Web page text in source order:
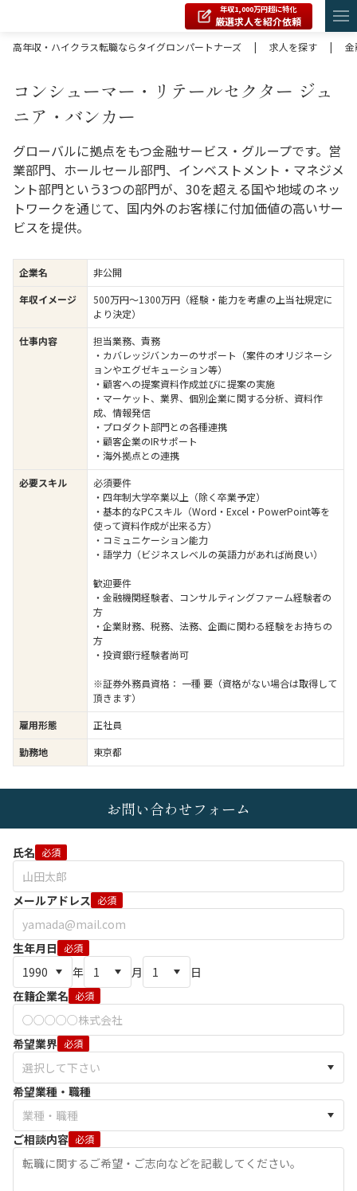
年収1,000万円超に特化
厳選求人を紹介依頼
高年収・ハイクラス転職ならタイグロンパートナーズ
| 求人を探す | 金
コンシューマー・リテールセクター ジュ
ニア・バンカー
グローバルに拠点をもつ金融サービス・グループです。営
業部門、ホールセール部門、インベストメント・マネジメ
ント部門という3つの部門が、30を超える国や地域のネッ
トワークを通じて、国内外のお客様に付加価値の高いサー
ビスを提供。
企業名
非公開
年収イメージ
500万円〜1300万円（経験・能力を考慮の上当社規定に
より決定）
仕事内容
担当業務、責務
・カバレッジバンカーのサポート（案件のオリジネーシ
ョンやエグゼキューション等）
・顧客への提案資料作成並びに提案の実施
・マーケット、業界、個別企業に関する分析、資料作
成、情報発信
・プロダクト部門との各種連携
・顧客企業のIRサポート
・海外拠点との連携
必要スキル
必須要件
・四年制大学卒業以上（除く卒業予定）
・基本的なPCスキル（Word・Excel・PowerPoint等を
使って資料作成が出来る方）
・コミュニケーション能力
・語学力（ビジネスレベルの英語力があれば尚良い）
歓迎要件
・金融機関経験者、コンサルティングファーム経験者の
方
・企業財務、税務、法務、企画に関わる経験をお持ちの
方
・投資銀行経験者尚可
※証券外務員資格： 一種 要（資格がない場合は取得して
頂きます）
雇用形態
正社員
勤務地
東京都
お問い合わせフォーム
氏名 必須
メールアドレス 必須
生年月日 必須
年 月
日
在籍企業名 必須
希望業界 必須
希望業種・職種
ご相談内容 必須